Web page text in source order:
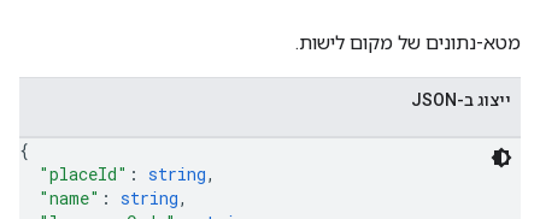
מטא-נתונים של מקום לישות.
ייצוג ב-JSON
{
"placeId" : string,
"name" : string,